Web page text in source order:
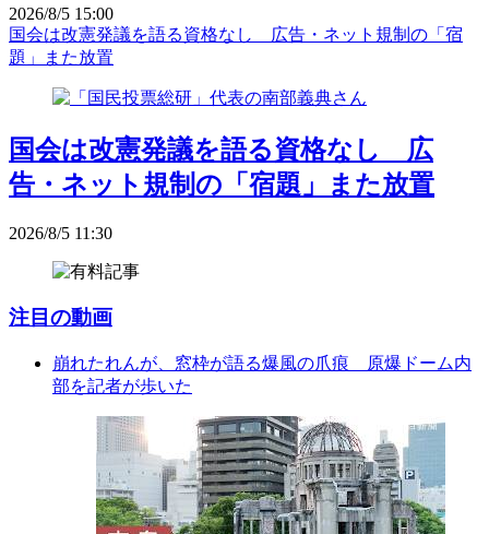
2026/8/5 15:00
国会は改憲発議を語る資格なし 広告・ネット規制の「宿
題」また放置
国会は改憲発議を語る資格なし 広
告・ネット規制の「宿題」また放置
2026/8/5 11:30
注目の動画
崩れたれんが、窓枠が語る爆風の爪痕 原爆ドーム内
部を記者が歩いた